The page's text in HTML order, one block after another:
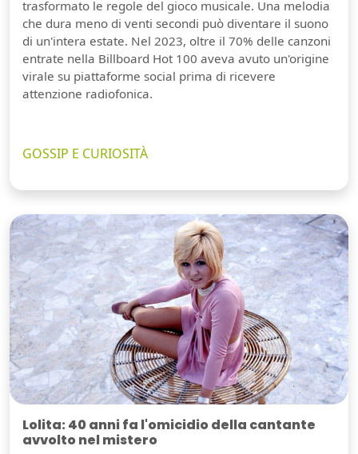
trasformato le regole del gioco musicale. Una melodia
che dura meno di venti secondi può diventare il suono
di un'intera estate. Nel 2023, oltre il 70% delle canzoni
entrate nella Billboard Hot 100 aveva avuto un'origine
virale su piattaforme social prima di ricevere
attenzione radiofonica.
GOSSIP E CURIOSITÀ
Lolita: 40 anni fa l'omicidio della cantante
avvolto nel mistero